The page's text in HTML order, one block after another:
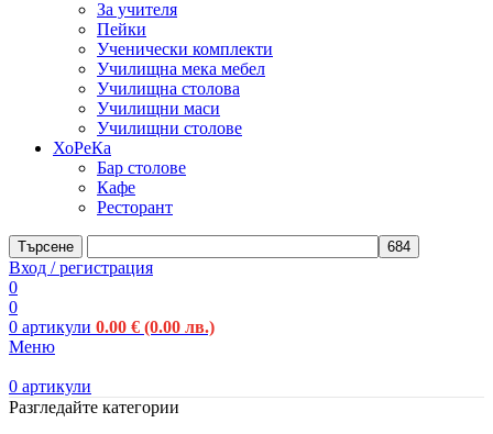
За учителя
Пейки
Ученически комплекти
Училищна мека мебел
Училищна столова
Училищни маси
Училищни столове
ХоРеКа
Бар столове
Кафе
Ресторант
Търсене
Вход / регистрация
0
0
0 артикули 0.00 € (0.00 лв.)
Меню
0 артикули
Разгледайте категории